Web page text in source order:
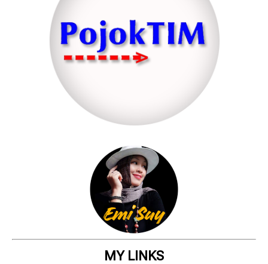
MY LINKS